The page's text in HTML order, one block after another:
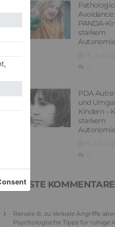
PANDA-
starkem
PDA
und
Kindern –
starkem
NEUESTE KOMMENTARE
Renate B. zu Verbale Angriffe
Psychologische Tipps für ruhige